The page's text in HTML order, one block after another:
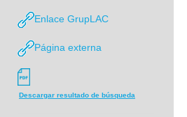
Enlace GrupLAC
Página externa
Descargar resultado de búsqueda